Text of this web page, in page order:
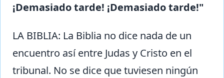
¡Demasiado tarde! ¡Demasiado tarde!"
LA BIBLIA: La Biblia no dice nada de un
encuentro así entre Judas y Cristo en el
tribunal. No se dice que tuviesen ningún